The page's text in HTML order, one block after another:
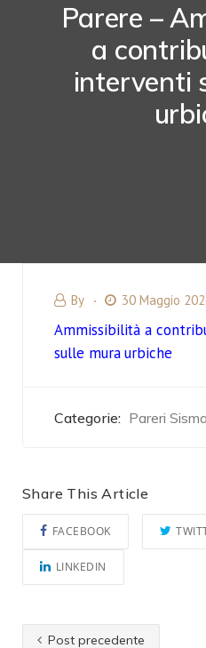
Parere –
a
interventi
By 30 Maggio
Ammissibilità a
sulle mura urbiche
Categorie: Pareri
Share This Article
FACEBOOK
LINKEDIN
Post precedente